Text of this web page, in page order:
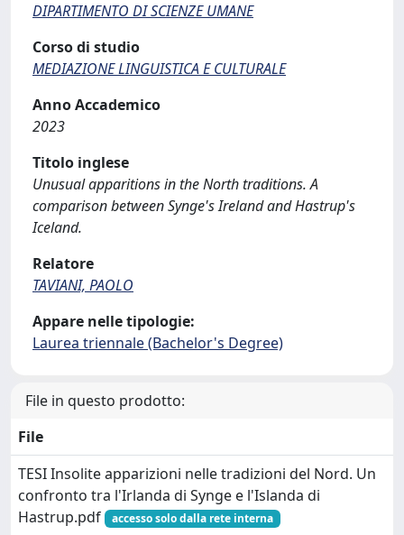
DIPARTIMENTO DI SCIENZE UMANE
Corso di studio
MEDIAZIONE LINGUISTICA E CULTURALE
Anno Accademico
2023
Titolo inglese
Unusual apparitions in the North traditions. A
comparison between Synge's Ireland and Hastrup's
Iceland.
Relatore
TAVIANI, PAOLO
Appare nelle tipologie:
Laurea triennale (Bachelor's Degree)
File in questo prodotto:
File
TESI Insolite apparizioni nelle tradizioni del Nord. Un
confronto tra l'Irlanda di Synge e l'Islanda di
Hastrup.pdf
accesso solo dalla rete interna